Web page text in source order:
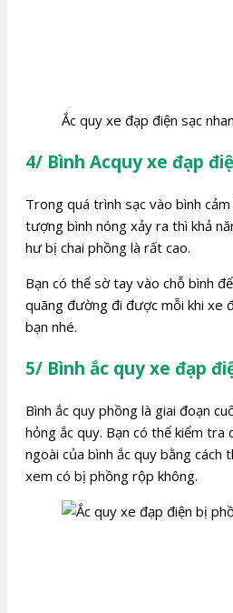
Ắc quy xe đạp điện sạc
4/ Bình Acquy xe đạp
Trong quá trình sạc vào bình
tượng bình nóng xảy ra thì khả
hư bị chai phồng là rất cao.
Bạn có thể sờ tay vào chỗ bình
quãng đường đi được mỗi khi xe
bạn nhé.
5/ Bình ắc quy xe đạp
Bình ắc quy phồng là giai đoạn
hỏng ắc quy. Bạn có thể kiểm tra
ngoài của bình ắc quy bằng cách
xem có bị phồng rộp không.